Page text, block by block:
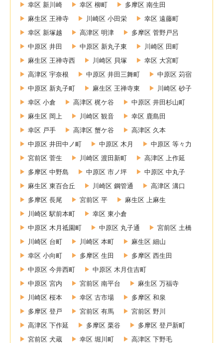
幸区 新川崎
幸区 柳町
多摩区 南生田
麻生区 王禅寺
川崎区 小田栄
幸区 遠藤町
幸区 新塚越
高津区 明津
多摩区 菅野戸呂
中原区 井田
中原区 新丸子東
川崎区 田町
麻生区 王禅寺西
川崎区 貝塚
幸区 大宮町
高津区 宇奈根
中原区 井田三舞町
中原区 苅宿
中原区 新丸子町
麻生区 王禅寺東
川崎区 砂子
幸区 小倉
高津区 梶ケ谷
中原区 井田杉山町
麻生区 岡上
川崎区 観音
幸区 鹿島田
幸区 戸手
高津区 蟹ケ谷
高津区 久本
中原区 井田中ノ町
中原区 木月
中原区 等々力
宮前区 菅生
川崎区 渡田新町
高津区 上作延
多摩区 中野島
中原区 市ノ坪
中原区 中丸子
麻生区 東百合丘
川崎区 鋼管通
高津区 溝口
多摩区 長尾
宮前区 平
麻生区 上麻生
川崎区 駅前本町
幸区 東小倉
中原区 木月祗園町
中原区 丸子通
宮前区 土橋
川崎区 台町
川崎区 本町
麻生区 細山
幸区 小向町
多摩区 生田
多摩区 西生田
中原区 今井西町
中原区 木月住吉町
中原区 宮内
宮前区 南平台
麻生区 万福寺
川崎区 桜本
幸区 古市場
多摩区 和泉
多摩区 登戸
宮前区 有馬
宮前区 野川
高津区 下作延
多摩区 栗谷
多摩区 登戸新町
宮前区 犬蔵
幸区 堀川町 高津区 下野毛